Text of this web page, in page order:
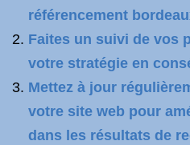
référencement
Faites un suivi de vos
votre stratégie en
Mettez à jour
votre site web pour
dans les résultats de